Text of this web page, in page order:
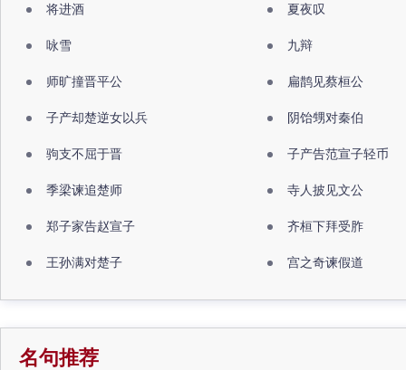
将进酒 夏夜叹
咏雪 九辩
师旷撞晋平公 扁鹊见蔡桓公
子产却楚逆女以兵 阴饴甥对秦伯
驹支不屈于晋 子产告范宣子轻币
季梁谏追楚师 寺人披见文公
郑子家告赵宣子 齐桓下拜受胙
王孙满对楚子 宫之奇谏假道
名句推荐